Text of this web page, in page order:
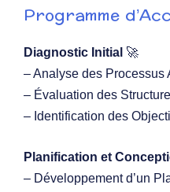
Programme
Diagnostic Initial 🚀
– Analyse des Processus
– Évaluation des
– Identification des
Planification et
– Développement d’un